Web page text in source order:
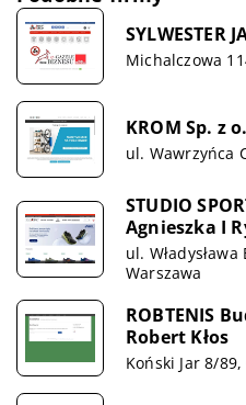
SYLWESTER
Michalczowa
KROM Sp. z
ul. Wawrzyńca
STUDIO
Agnieszka I
ul.
Warszawa
ROBTENIS
Robert Kłos
Koński Jar 8/